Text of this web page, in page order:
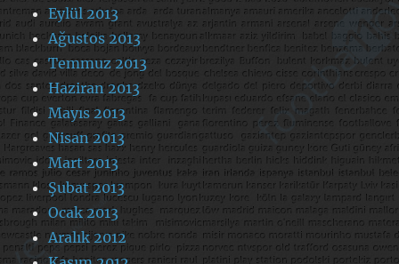
Eylül 2013
Ağustos 2013
Temmuz 2013
Haziran 2013
Mayıs 2013
Nisan 2013
Mart 2013
Şubat 2013
Ocak 2013
Aralık 2012